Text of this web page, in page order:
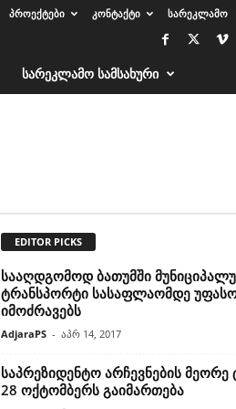
ᲞᲠᲝᲔᲥᲢᲔᲑᲘ ᲙᲝᲜᲢᲐᲥᲢᲘ ᲡᲐᲠᲔᲙᲚᲐᲛᲝ
ᲡᲐᲠᲔᲙᲚᲐᲛᲝ ᲡᲐᲛᲡᲐᲮᲣᲠᲘ
EDITOR PICKS
სააღდგომოდ ბათუმში
ტრანსპორტი სასაფლაომდე
იმოძრავებს
AdjaraPS - აპრ 14, 2017
საპრეზიდენტო არჩევნების მეორე
28 ოქტომბერს გაიმართება